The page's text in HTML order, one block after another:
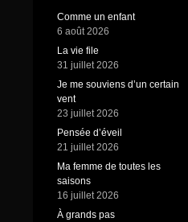
Comme un enfant
6 août 2026
La vie file
31 juillet 2026
Je me souviens d’un certain
vent
23 juillet 2026
Pensée d’éveil
21 juillet 2026
Ma femme de toutes les
saisons
16 juillet 2026
À grands pas